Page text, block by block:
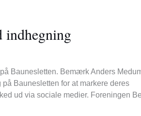
indhegning
Baunesletten. Bemærk Anders
Baunesletten for at markere deres
ud via sociale medier. Foreningen